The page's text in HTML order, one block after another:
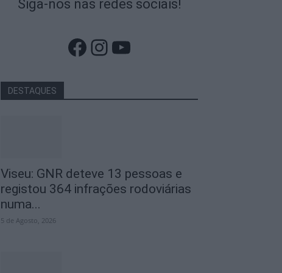
Siga-nos nas redes sociais!
Facebook
Instagram
YouTube
DESTAQUES
Viseu: GNR deteve 13 pessoas e
registou 364 infrações rodoviárias
numa...
5 de Agosto, 2026